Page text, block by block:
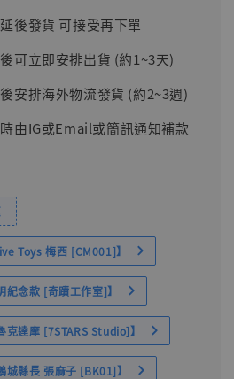
後發貨 可接受再下單
可立即安排出貨 (約1~3天)
安排海外物流發貨 (約2~3週)
由IG或Email或簡訊通知補款
Toys 梅西 [CM001]】
念款 [奇蹟工作室]】
達摩 [7STARS Studio]】
城縣長 張麻子 [BK01]】